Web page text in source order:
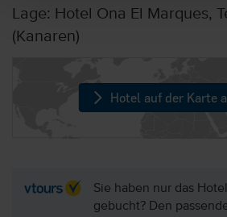
Lage: Hotel Ona El Marques,
(Kanaren)
Hotel auf der Karte
Sie haben nur das
gebucht? Den